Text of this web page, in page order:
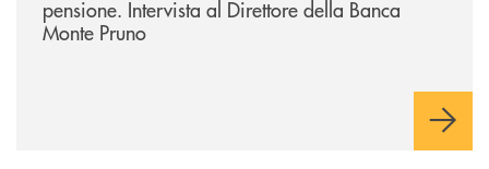
pensione. Intervista al Direttore della Banca
Monte Pruno